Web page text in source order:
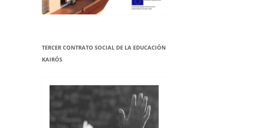
TERCER CONTRATO SOCIAL DE LA EDUCACIÓN
KAIRÓS